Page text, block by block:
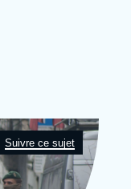
Suivre ce sujet